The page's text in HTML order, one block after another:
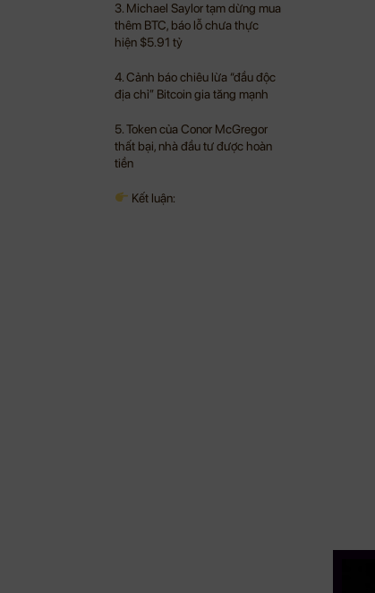
3. Michael Saylor tạm dừng mua
thêm BTC, báo lỗ chưa thực
hiện $5.91 tỷ
4. Cảnh báo chiêu lừa “đầu độc
địa chỉ” Bitcoin gia tăng mạnh
5. Token của Conor McGregor
thất bại, nhà đầu tư được hoàn
tiền
Kết luận: